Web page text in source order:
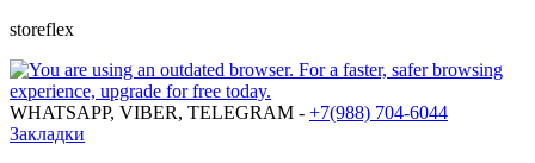
storeflex
WHATSAPP, VIBER, TELEGRAM - +7(988) 704-6044
Закладки